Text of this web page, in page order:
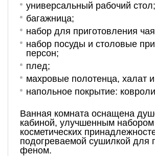
универсальный рабочий стол;
багажница;
набор для приготовления
набор посуды и столовые
персон;
плед;
махровые полотенца, халат и
напольное покрытие:
Ванная комната оснащена
кабиной, улучшенным набором
косметических
подогреваемой сушилкой для
феном.